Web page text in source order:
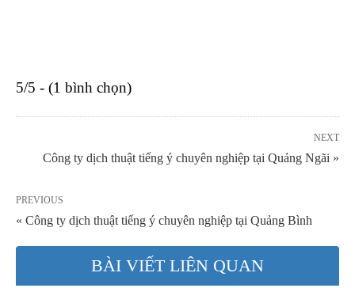
5/5 - (1 bình chọn)
NEXT
Công ty dịch thuật tiếng ý chuyên nghiệp tại Quảng Ngãi »
PREVIOUS
« Công ty dịch thuật tiếng ý chuyên nghiệp tại Quảng Bình
BÀI VIẾT LIÊN QUAN